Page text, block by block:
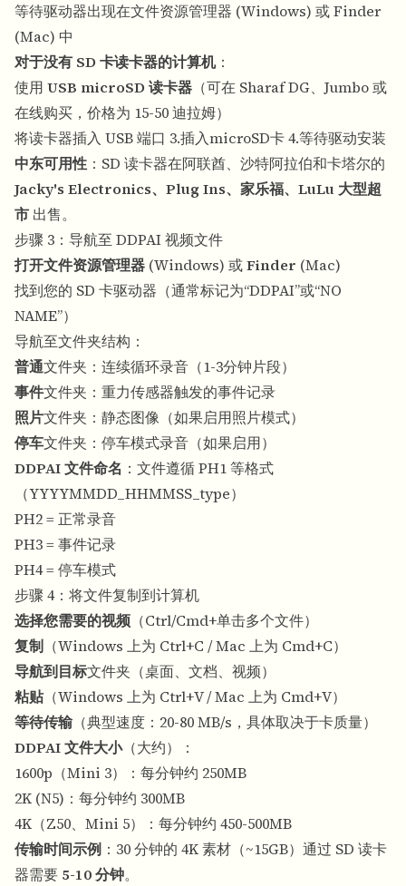
等待驱动器出现在文件资源管理器 (Windows) 或 Finder
(Mac) 中
对于没有 SD 卡读卡器的计算机：
使用 USB microSD 读卡器 （可在 Sharaf DG、Jumbo 或
在线购买，价格为 15-50 迪拉姆）
将读卡器插入 USB 端口 3.插入microSD卡 4.等待驱动安装
中东可用性 ：SD 读卡器在阿联酋、沙特阿拉伯和卡塔尔的
Jacky's Electronics、Plug Ins、家乐福、LuLu 大型超
市 出售。
步骤 3：导航至 DDPAI 视频文件
打开文件资源管理器 (Windows) 或Finder (Mac)
找到您的 SD 卡驱动器（通常标记为“DDPAI”或“NO
NAME”）
导航至文件夹结构：
普通文件夹：连续循环录音（1-3分钟片段）
事件文件夹：重力传感器触发的事件记录
照片文件夹：静态图像（如果启用照片模式）
停车文件夹：停车模式录音（如果启用）
DDPAI 文件命名 ：文件遵循 PH1 等格式
（YYYYMMDD_HHMMSS_type）
PH2 = 正常录音
PH3 = 事件记录
PH4 = 停车模式
步骤 4：将文件复制到计算机
选择您需要的视频 （Ctrl/Cmd+单击多个文件）
复制 （Windows 上为 Ctrl+C / Mac 上为 Cmd+C）
导航到目标文件夹（桌面、文档、视频）
粘贴（Windows 上为 Ctrl+V / Mac 上为 Cmd+V）
等待传输 （典型速度：20-80 MB/s，具体取决于卡质量）
DDPAI 文件大小（大约）：
1600p（Mini 3）：每分钟约 250MB
2K (N5)：每分钟约 300MB
4K（Z50、Mini 5）：每分钟约 450-500MB
传输时间示例 ：30 分钟的 4K 素材（~15GB）通过 SD 读卡
器需要 5-10 分钟。